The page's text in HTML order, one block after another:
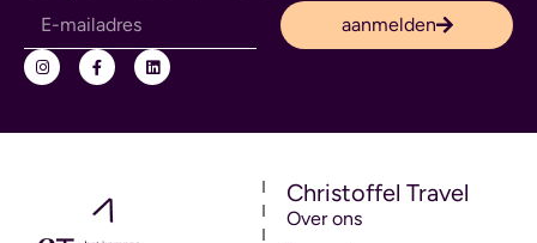
aanmelden
Christoffel Travel
Over ons